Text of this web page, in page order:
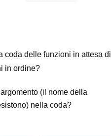
coda delle funzioni in attesa di
in ordine?
(il nome della
nella coda?